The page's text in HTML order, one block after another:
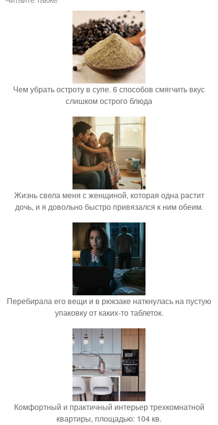
Чем убрать остроту в супе. 6 способов смягчить вкус
слишком острого блюда
Жизнь свела меня с женщиной, которая одна растит
дочь, и я довольно быстро привязался к ним обеим.
Перебирала его вещи и в рюкзаке наткнулась на пустую
упаковку от каких-то таблеток.
Комфортный и практичный интерьер трехкомнатной
квартиры, площадью: 104 кв.